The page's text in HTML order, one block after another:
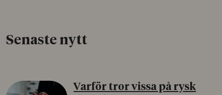
Senaste nytt
Varför tror vissa på rysk